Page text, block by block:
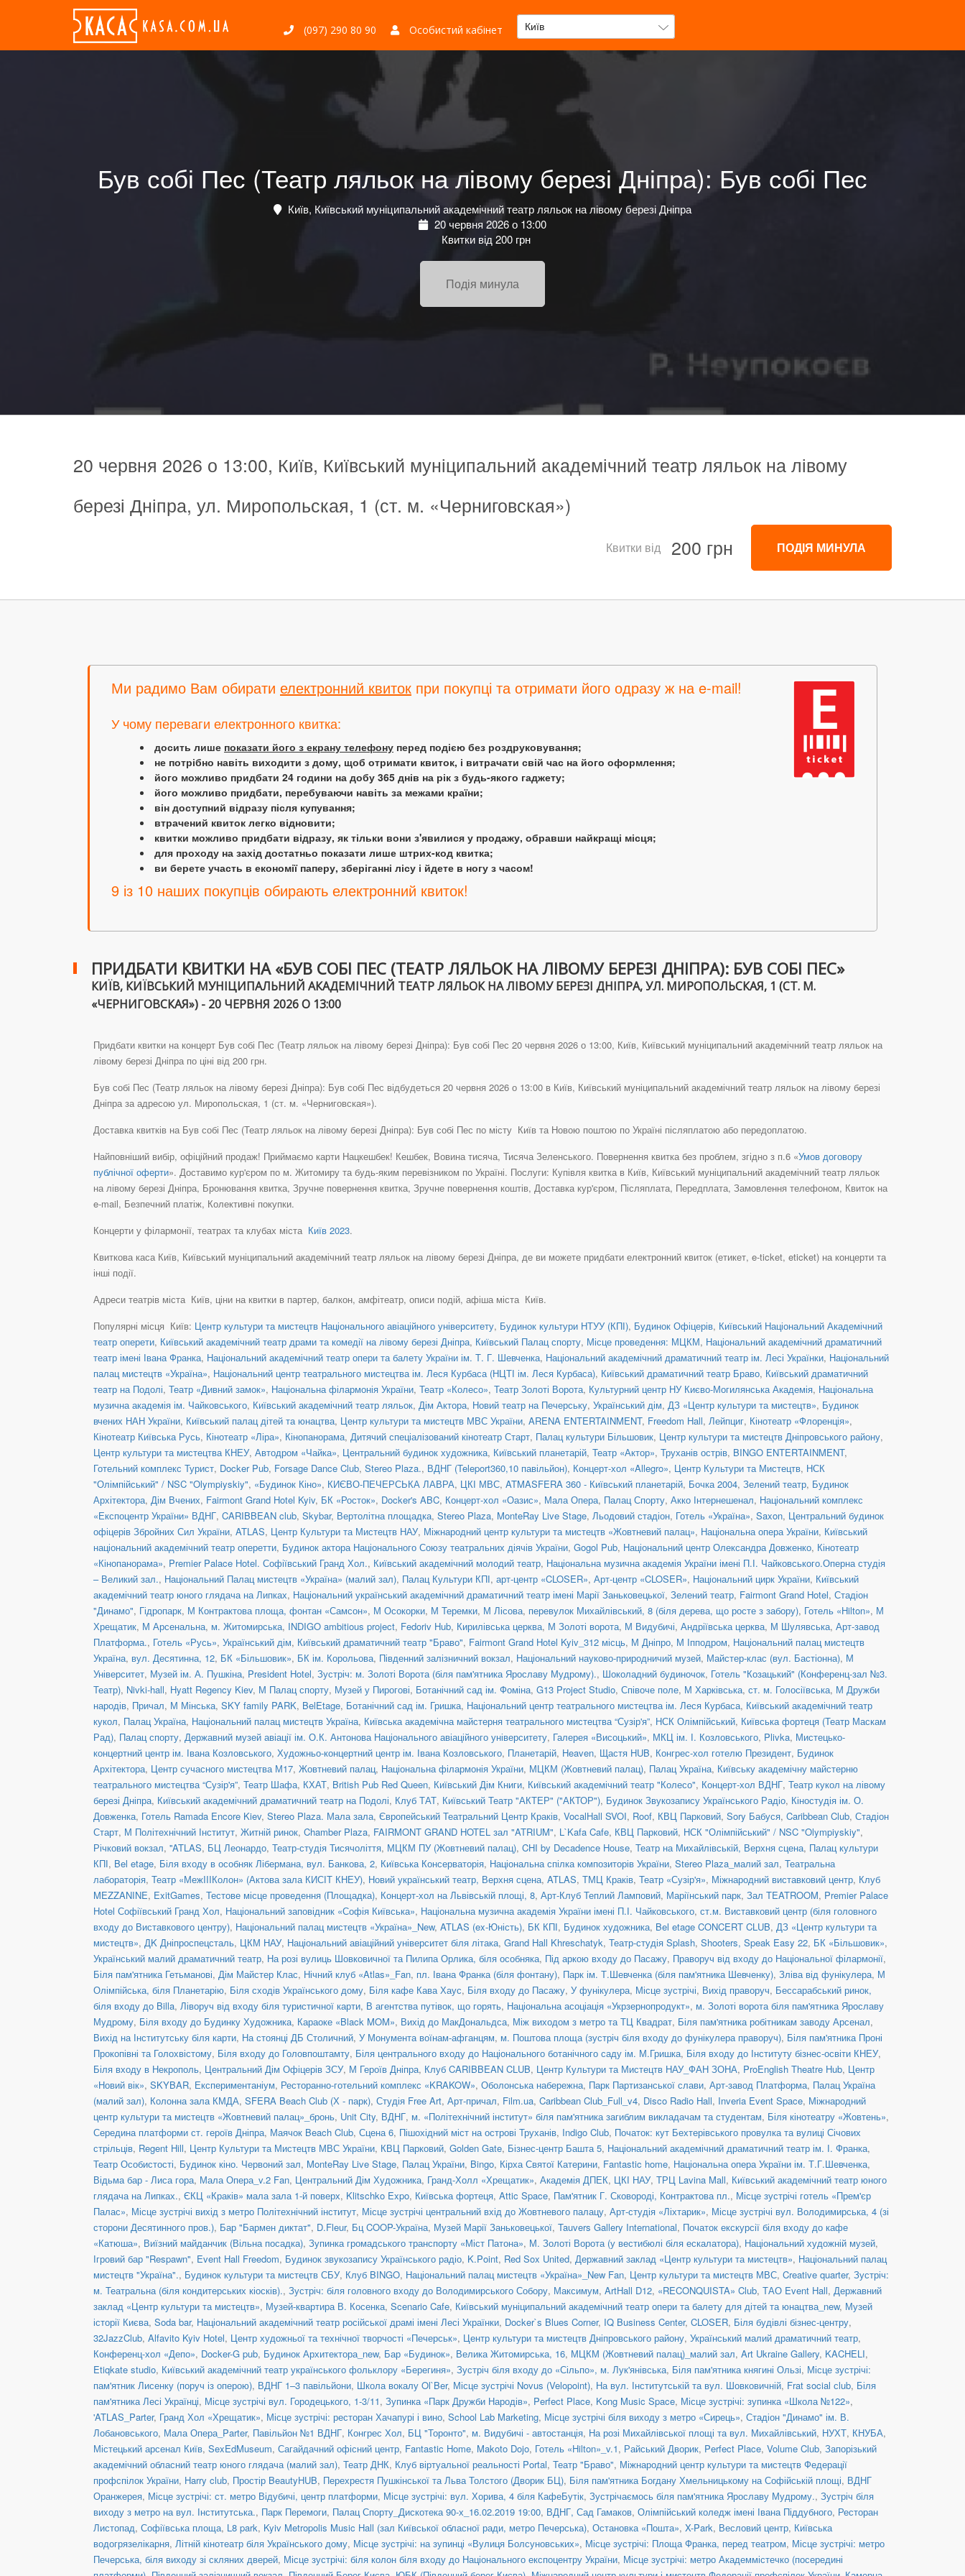
(097) 290 80 90 Особистий кабінет Київ
Був собі Пес (Театр ляльок на лівому березі Дніпра): Був собі Пес
Київ, Київський муніципальний академічний театр ляльок на лівому березі Дніпра
20 червня 2026 о 13:00
Квитки від 200 грн
Подія минула
20 червня 2026 о 13:00, Київ, Київський муніципальний академічний театр ляльок на лівому
березі Дніпра, ул. Миропольская, 1 (ст. м. «Черниговская»)
Квитки від 200 грн ПОДІЯ МИНУЛА
Ми радимо Вам обирати електронний квиток при покупці та отримати його одразу ж на e-mail!
У чому переваги електронного квитка:
досить лише показати його з екрану телефону перед подією без роздруковування;
не потрібно навіть виходити з дому, щоб отримати квиток, і витрачати свій час на його оформлення;
його можливо придбати 24 години на добу 365 днів на рік з будь-якого гаджету;
його можливо придбати, перебуваючи навіть за межами країни;
він доступний відразу після купування;
втрачений квиток легко відновити;
квитки можливо придбати відразу, як тільки вони з'явилися у продажу, обравши найкращі місця;
для проходу на захід достатньо показати лише штрих-код квитка;
ви берете участь в економії паперу, зберіганні лісу і йдете в ногу з часом!
9 із 10 наших покупців обирають електронний квиток!
ПРИДБАТИ КВИТКИ НА «БУВ СОБІ ПЕС (ТЕАТР ЛЯЛЬОК НА ЛІВОМУ БЕРЕЗІ ДНІПРА): БУВ СОБІ ПЕС»
КИЇВ, КИЇВСЬКИЙ МУНІЦИПАЛЬНИЙ АКАДЕМІЧНИЙ ТЕАТР ЛЯЛЬОК НА ЛІВОМУ БЕРЕЗІ ДНІПРА, УЛ. МИРОПОЛЬСКАЯ, 1 (СТ. М.
«ЧЕРНИГОВСКАЯ») - 20 ЧЕРВНЯ 2026 О 13:00
Придбати квитки на концерт Був собі Пес (Театр ляльок на лівому березі Дніпра): Був собі Пес 20 червня 2026 о 13:00, Київ, Київський муніципальний академічний театр ляльок на
лівому березі Дніпра по ціні від 200 грн.
Був собі Пес (Театр ляльок на лівому березі Дніпра): Був собі Пес відбудеться 20 червня 2026 о 13:00 в Київ, Київський муніципальний академічний театр ляльок на лівому березі
Дніпра за адресою ул. Миропольская, 1 (ст. м. «Черниговская»).
Доставка квитків на Був собі Пес (Театр ляльок на лівому березі Дніпра): Був собі Пес по місту Київ та Новою поштою по Україні післяплатою або передоплатою.
Найповніший вибір, офіційний продаж! Приймаємо карти Нацкешбек! Кешбек, Вовина тисяча, Тисяча Зеленського. Повернення квитка без проблем, згідно з п.6 «Умов договору
публічної оферти». Доставимо кур'єром по м. Житомиру та будь-яким перевізником по Україні. Послуги: Купівля квитка в Київ, Київський муніципальний академічний театр ляльок
на лівому березі Дніпра, Бронювання квитка, Зручне повернення квитка, Зручне повернення коштів, Доставка кур'єром, Післяплата, Передплата, Замовлення телефоном, Квиток на
e-mail, Безпечний платіж, Колективні покупки.
Концерти у філармонії, театрах та клубах міста Київ 2023.
Квиткова каса Київ, Київський муніципальний академічний театр ляльок на лівому березі Дніпра, де ви можете придбати електронний квиток (етикет, e-ticket, eticket) на концерти та
інші події.
Адреси театрів міста Київ, ціни на квитки в партер, балкон, амфітеатр, описи подій, афіша міста Київ.
Популярні місця Київ: Центр культури та мистецтв Національного авіаційного університету, Будинок культури НТУУ (КПІ), Будинок Офіцерів, Київський Національний Академічний
театр оперети, Київський академічний театр драми та комедії на лівому березі Дніпра, Київський Палац спорту, Місце проведення: МЦКМ, Національний академічний драматичний
театр імені Івана Франка, Національний академічний театр опери та балету України ім. Т. Г. Шевченка, Національний академічний драматичний театр ім. Лесі Українки, Національний
палац мистецтв «Україна», Національний центр театрального мистецтва ім. Леся Курбаса (НЦТІ ім. Леся Курбаса), Київський драматичний театр Браво, Київський драматичний
театр на Подолі, Театр «Дивний замок», Національна філармонія України, Театр «Колесо», Театр Золоті Ворота, Культурний центр НУ Києво-Могилянська Академія, Національна
музична академія ім. Чайковського, Київський академічний театр ляльок, Дім Актора, Новий театр на Печерську, Український дім, ДЗ «Центр культури та мистецтв», Будинок
вчених НАН України, Київський палац дітей та юнацтва, Центр культури та мистецтв МВС України, ARENA ENTERTAINMENT, Freedom Hall, Лейпциг, Кінотеатр «Флоренція»,
Кінотеатр Київська Русь, Кінотеатр «Ліра», Кінопанорама, Дитячий спеціалізований кінотеатр Старт, Палац культури Більшовик, Центр культури та мистецтв Дніпровського району,
Центр культури та мистецтва КНЕУ, Автодром «Чайка», Центральний будинок художника, Київський планетарій, Театр «Актор», Труханів острів, BINGO ENTERTAINMENT,
Готельний комплекс Турист, Docker Pub, Forsage Dance Club, Stereo Plaza., ВДНГ (Teleport360,10 павільйон), Концерт-хол «Allegro», Центр Культури та Мистецтв, НСК
"Олімпійський" / NSC "Olympiyskiy", «Будинок Кіно», КИЄВО-ПЕЧЕРСЬКА ЛАВРА, ЦКІ МВС, ATMASFERA 360 - Київський планетарій, Бочка 2004, Зелений театр, Будинок
Архітектора, Дім Вчених, Fairmont Grand Hotel Kyiv, БК «Росток», Docker's ABC, Концерт-хол «Оазис», Мала Опера, Палац Спорту, Акко Інтернешенал, Національний комплекс
«Експоцентр України» ВДНГ, CARIBBEAN club, Skybar, Вертолітна площадка, Stereo Plaza, MonteRay Live Stage, Льодовий стадіон, Готель «Україна», Saxon, Центральний будинок
офіцерів Збройних Сил України, ATLAS, Центр Культури та Мистецтв НАУ, Міжнародний центр культури та мистецтв «Жовтневий палац», Національна опера України, Київський
національний академічний театр оперетти, Будинок актора Національного Союзу театральних діячів України, Gogol Pub, Національний центр Олександра Довженко, Кінотеатр
«Кінопанорама», Premier Palace Hotel. Софіївський Гранд Хол., Київський академічний молодий театр, Національна музична академія України імені П.І. Чайковського.Оперна студія
– Великий зал., Національний Палац мистецтв «Україна» (малий зал), Палац Культури КПІ, арт-центр «CLOSER», Арт-центр «CLOSER», Національний цирк України, Київський
академічний театр юного глядача на Липках, Національний український академічний драматичний театр імені Марії Заньковецької, Зелений театр, Fairmont Grand Hotel, Стадіон
"Динамо", Гідропарк, М Контрактова площа, фонтан «Самсон», М Осокорки, М Теремки, М Лісова, перевулок Михайлівський, 8 (біля дерева, що росте з забору), Готель «Hilton», М
Хрещатик, М Арсенальна, м. Житомирська, INDIGO ambitious project, Fedoriv Hub, Кирилівська церква, М Золоті ворота, М Видубичі, Андріївська церква, М Шулявська, Арт-завод
Платформа., Готель «Русь», Український дім, Київський драматичний театр "Браво", Fairmont Grand Hotel Kyiv_312 місць, М Дніпро, М Іпподром, Національний палац мистецтв
Україна, вул. Десятинна, 12, БК «Більшовик», БК ім. Корольова, Південний залізничний вокзал, Національний науково-природничий музей, Майстер-клас (вул. Бастіонна), М
Університет, Музей ім. А. Пушкіна, President Hotel, Зустріч: м. Золоті Ворота (біля пам'ятника Ярославу Мудрому)., Шоколадний будиночок, Готель "Козацький" (Конференц-зал №3.
Театр), Nivki-hall, Hyatt Regency Kiev, М Палац спорту, Музей у Пирогові, Ботанічний сад ім. Фоміна, G13 Project Studio, Співоче поле, М Харківська, ст. м. Голосіївська, М Дружби
народів, Причал, М Мінська, SKY family PARK, BelEtage, Ботанічний сад ім. Гришка, Національний центр театрального мистецтва ім. Леся Курбаса, Київський академічний театр
кукол, Палац Україна, Національний палац мистецтв Україна, Київська академічна майстерня театрального мистецтва “Сузір'я”, НСК Олімпійський, Київська фортеця (Театр Маскам
Рад), Палац спорту, Державний музей авіації ім. О.К. Антонова Національного авіаційного університету, Галерея «Висоцький», МКЦ ім. І. Козловського, Plivka, Мистецько-
концертний центр ім. Івана Козловського, Художньо-концертний центр ім. Івана Козловського, Планетарій, Heaven, Щастя HUB, Конгрес-хол готелю Президент, Будинок
Архітектора, Центр сучасного мистецтва М17, Жовтневий палац, Національна філармонія України, МЦКМ (Жовтневий палац), Палац Україна, Київську академічну майстерню
театрального мистецтва “Сузір'я”, Театр Шафа, КХАТ, British Pub Red Queen, Київський Дім Книги, Київський академічний театр "Колесо", Концерт-хол ВДНГ, Театр кукол на лівому
березі Дніпра, Київський академічний драматичний театр на Подолі, Клуб ТАТ, Київський Театр "АКТЕР" ("АКТОР"), Будинок Звукозапису Українського Радіо, Кіностудія ім. О.
Довженка, Готель Ramada Encore Kiev, Stereo Plaza. Мала зала, Європейський Театральний Центр Краків, VocalHall SVOI, Roof, КВЦ Парковий, Sory Бабуся, Caribbean Club, Стадіон
Старт, М Політехнічний Інститут, Житній ринок, Chamber Plaza, FAIRMONT GRAND HOTEL зал "ATRIUM", L`Kafa Cafe, КВЦ Парковий, НСК "Олімпійський" / NSC "Olympiyskiy",
Річковий вокзал, ''ATLAS, БЦ Леонардо, Театр-студія Тисячоліття, МЦКМ ПУ (Жовтневий палац), CHI by Decadence House, Театр на Михайлівській, Верхня сцена, Палац культури
КПІ, Bel etage, Біля входу в особняк Лібермана, вул. Банкова, 2, Київська Консерваторія, Національна спілка композиторів України, Stereo Plaza_малий зал, Театральна
лабораторія, Театр «МежIIIКолон» (Актова зала КИСІТ КНЕУ), Новий український театр, Верхня сцена, ATLAS, ТМЦ Краків, Театр «Сузір'я», Міжнародний виставковий центр, Клуб
MEZZANINE, ExitGames, Тестове місце проведення (Площадка), Концерт-хол на Львівській площі, 8, Арт-Клуб Теплий Ламповий, Маріїнський парк, Зал TEATROOM, Premier Palace
Hotel Софіївський Гранд Хол, Національний заповідник «Софія Київська», Національна музична академія України імені П.І. Чайковського, ст.м. Виставковий центр (біля головного
входу до Виставкового центру), Національний палац мистецтв «Україна»_New, ATLAS (ex-Юність), БК КПІ, Будинок художника, Bel etage CONCERT CLUB, ДЗ «Центр культури та
мистецтв», ДK Дніпроспецсталь, ЦКМ НАУ, Національний авіаційний університет біля літака, Grand Hall Khreschatyk, Театр-студія Splash, Shooters, Speak Easy 22, БК «Більшовик»,
Український малий драматичний театр, На розі вулиць Шовковичної та Пилипа Орлика, біля особняка, Під аркою входу до Пасажу, Праворуч від входу до Національної філармонії,
Біля пам'ятника Гетьманові, Дім Майстер Клас, Нічний клуб «Atlas»_Fan, пл. Івана Франка (біля фонтану), Парк ім. Т.Шевченка (біля пам'ятника Шевченку), Зліва від фунікулера, М
Олімпійська, біля Планетарію, Біля сходів Українського дому, Біля кафе Кава Хаус, Біля входу до Пасажу, У фунікулера, Місце зустрічі, Вихід праворуч, Бессарабський ринок,
біля входу до Billa, Ліворуч від входу біля туристичної карти, В агентства путівок, що горять, Національна асоціація «Укрзернопродукт», м. Золоті ворота біля пам'ятника Ярославу
Мудрому, Біля входу до Будинку Художника, Караоке «Black MOM», Вихід до МакДональдса, Між виходом з метро та ТЦ Квадрат, Біля пам'ятника робітникам заводу Арсенал,
Вихід на Інститутську біля карти, На стоянці ДБ Столичний, У Монумента воїнам-афганцям, м. Поштова площа (зустріч біля входу до фунікулера праворуч), Біля пам'ятника Проні
Прокопівні та Голохвістому, Біля входу до Головпоштамту, Біля центрального входу до Національного ботанічного саду ім. М.Гришка, Біля входу до Інституту бізнес-освіти КНЕУ,
Біля входу в Некрополь, Центральний Дім Офіцерів ЗСУ, М Героїв Дніпра, Клуб CARIBBEAN CLUB, Центр Культури та Мистецтв НАУ_ФАН ЗОНА, ProEnglish Theatre Hub, Центр
«Новий вік», SKYBAR, Експериментаніум, Ресторанно-готельний комплекс «KRAKOW», Оболонська набережна, Парк Партизанської слави, Арт-завод Платформа, Палац Україна
(малий зал), Колонна зала КМДА, SFERA Beach Club (Х - парк), Студія Free Art, Арт-причал, Film.ua, Caribbean Club_Full_v4, Disco Radio Hall, Inveria Event Space, Міжнародний
центр культури та мистецтв «Жовтневий палац»_бронь, Unit Сity, ВДНГ, м. «Політехнічний інститут» біля пам'ятника загиблим викладачам та студентам, Біля кінотеатру «Жовтень»,
Середина платформи ст. героїв Дніпра, Маячок Beach Club, Сцена 6, Пішохідний міст на острові Труханів, Indigo Club, Початок: кут Бехтерівського провулка та вулиці Січових
стрільців, Regent Hill, Центр Культури та Мистецтв МВС України, КВЦ Парковий, Golden Gate, Бізнес-центр Башта 5, Національний академічний драматичний театр ім. І. Франка,
Театр Особистості, Будинок кіно. Червоний зал, MonteRay Live Stage, Палац України, Bingo, Кірха Святої Катерини, Fantastic home, Національна опера України ім. Т.Г.Шевченка,
Відьма бар - Лиса гора, Мала Опера_v.2 Fan, Центральний Дім Художника, Гранд-Холл «Хрещатик», Академія ДПЕК, ЦКІ НАУ, ТРЦ Lavina Mall, Київський академічний театр юного
глядача на Липках., ЄКЦ «Краків» мала зала 1-й поверх, Klitschko Expo, Київська фортеця, Attic Space, Пам'ятник Г. Сковороді, Контрактова пл., Місце зустрічі готель «Прем'єр
Палас», Місце зустрічі вихід з метро Політехнічний інститут, Місце зустрічі центральний вхід до Жовтневого палацу, Арт-студія «Ліхтарик», Місце зустрічі вул. Володимирська, 4 (зі
сторони Десятинного пров.), Бар "Бармен диктат", D.Fleur, Бц COOP-Україна, Музей Марії Заньковецької, Tauvers Gallery International, Початок екскурсії біля входу до кафе
«Катюша», Виїзний майданчик (Вільна посадка), Зупинка громадського транспорту «Міст Патона», М. Золоті Ворота (у вестибюлі біля ескалатора), Національний художній музей,
Ігровий бар "Respawn", Event Hall Freedom, Будинок звукозапису Українського радіо, K.Point, Red Sox United, Державний заклад «Центр культури та мистецтв», Національний палац
мистецтв "Україна"., Будинок культури та мистецтв СБУ, Клуб BINGO, Національний палац мистецтв «Україна»_New Fan, Центр культури та мистецтв МВС, Creative quarter, Зустріч:
м. Театральна (біля кондитерських кіосків)., Зустріч: біля головного входу до Володимирського Собору, Максимум, ArtHall D12, «RECONQUISTA» Club, ТАО Event Hall, Державний
заклад «Центр культури та мистецтв», Музей-квартира В. Косенка, Scenario Cafe, Київський муніципальний академічний театр опери та балету для дітей та юнацтва_new, Музей
історії Києва, Soda bar, Національний академічний театр російської драмі імені Лесі Українки, Docker`s Blues Corner, IQ Business Center, CLOSER, Біля будівлі бізнес-центру,
32JazzClub, Alfavito Kyiv Hotel, Центр художньої та технічної творчості «Печерськ», Центр культури та мистецтв Дніпровського району, Український малий драматичний театр,
Конференц-хол «Депо», Docker-G pub, Будинок Архитектора_new, Бар «Будинок», Велика Житомирська, 16, МЦКМ (Жовтневий палац)_малий зал, Art Ukraine Gallery, KACHELI,
Etiqkate studio, Київський академічний театр українського фольклору «Берегиня», Зустріч біля входу до «Сільпо», м. Лук'янівська, Біля пам'ятника княгині Ользі, Місце зустрічі:
пам'ятник Лисенку (поруч із оперою), ВДНГ 1–3 павільйони, Школа вокалу Ol`Ber, Місце зустрічі Novus (Velopoint), На вул. Інститутській та вул. Шовковичній, Frat social сlub, Біля
пам'ятника Лесі Українці, Місце зустрічі вул. Городецького, 1-3/11, Зупинка «Парк Дружби Народів», Perfect Place, Kong Music Space, Місце зустрічі: зупинка «Школа №122»,
'ATLAS_Parter, Гранд Хол «Хрещатик», Місце зустрічі: ресторан Хачапурі і вино, School Lab Marketing, Місце зустрічі біля виходу з метро «Сирець», Стадіон "Динамо" ім. В.
Лобановського, Мала Опера_Parter, Павільйон №1 ВДНГ, Конгрес Хол, БЦ "Торонто", м. Видубичі - автостанція, На розі Михайлівської площі та вул. Михайлівський, НУХТ, КНУБА,
Містецький арсенал Київ, SexEdMuseum, Сагайдачний офісний центр, Fantastic Home, Makoto Dojo, Готель «Hilton»_v.1, Райський Дворик, Perfect Place, Volume Club, Запорізький
академічний обласний театр юного глядача (малий зал), Театр ДНК, Клуб віртуальної реальності Portal, Театр "Браво", Міжнародний центр культури та мистецтв Федерації
профспілок України, Harry club, Простір BeautyHUB, Перехрестя Пушкінської та Льва Толстого (Дворик БЦ), Біля пам'ятника Богдану Хмельницькому на Софійській площі, ВДНГ
Оранжерея, Місце зустрічі: ст. метро Відубичі, центр платформи, Місце зустрічі: вул. Хорива, 4 біля КафеБутік, Зустрічаємось біля пам'ятника Ярославу Мудрому., Зустріч біля
виходу з метро на вул. Інститутська., Парк Перемоги, Палац Спорту_Дискотека 90-х_16.02.2019 19:00, ВДНГ, Сад Гамаков, Олімпійський коледж імені Івана Піддубного, Ресторан
Листопад, Софіївська площа, L8 park, Kyiv Metropolis Music Hall (зал Київської обласної ради, метро Печерська), Остановка «Пошта», X-Park, Весловий центр, Київська
водогрязелікарня, Літній кінотеатр біля Українського дому, Місце зустрічі: на зупинці «Вулиця Болсуновських», Місце зустрічі: Площа Франка, перед театром, Місце зустрічі: метро
Печерська, біля виходу зі скляних дверей, Місце зустрічі: біля колон біля входу до Національного експоцентру України, Місце зустрічі: метро Академмістечко (посередині